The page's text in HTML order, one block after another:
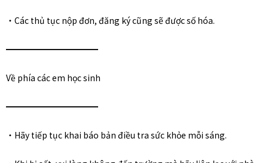
・Các thủ tục nộp đơn, đăng ký cũng sẽ được số hóa.
━━━━━━━━━━━
Về phía các em học sinh
━━━━━━━━━━━
・Hãy tiếp tục khai báo bản điều tra sức khỏe mỗi sáng.